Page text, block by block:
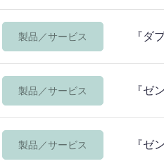
製品／サービス 『ダ
製品／サービス 『ゼ
製品／サービス 『ゼ